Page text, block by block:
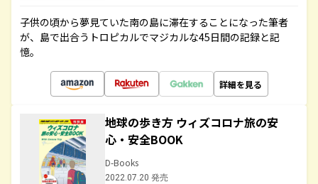
子供の頃から夢見ていた南の島に滞在することになった筆者
が、島で出合うトロピカルでマジカルな45日間の記録と記
憶。
詳細を見る
地球の歩き方 ウィズコロナ旅の安
心・安全BOOK
D-Books
2022.07.20 発売